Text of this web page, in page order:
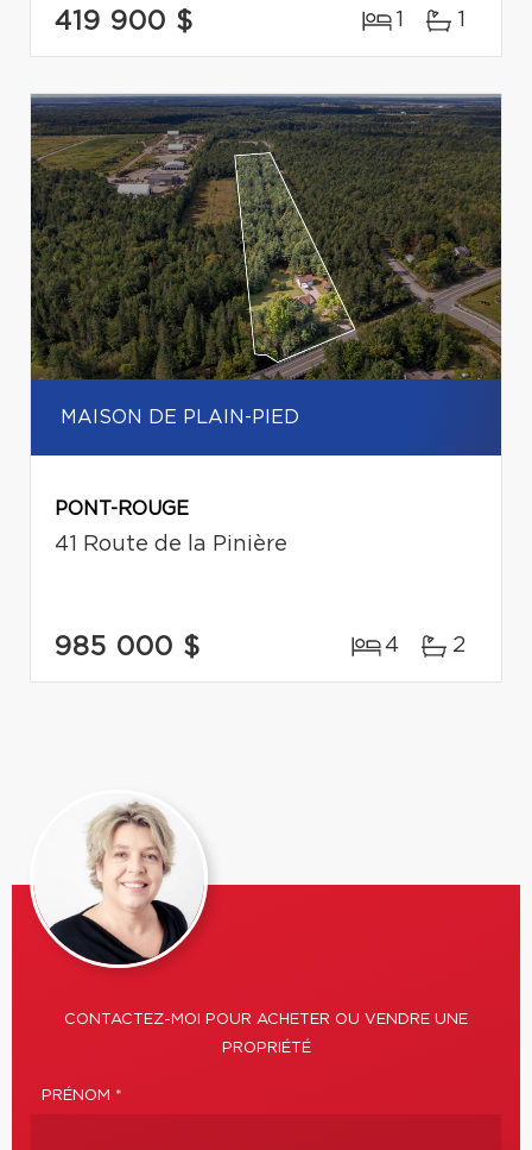
419 900 $ 1 1
MAISON DE PLAIN-PIED
PONT-ROUGE
41 Route de la Pinière
985 000 $ 4 2
CONTACTEZ-MOI POUR ACHETER OU VENDRE UNE
PROPRIÉTÉ
PRÉNOM *